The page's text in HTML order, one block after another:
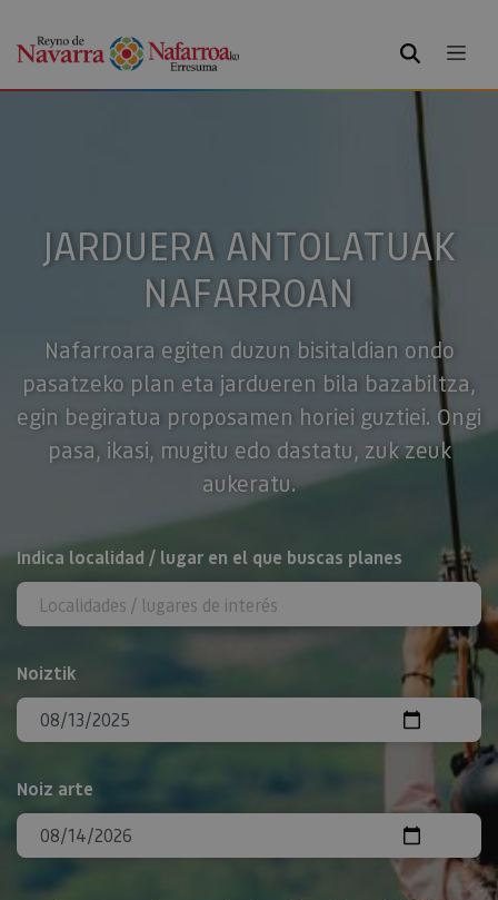
BILATU
JARDUERA ANTOLATUAK
NAFARROAN
Nafarroara egiten duzun bisitaldian ondo
pasatzeko plan eta jardueren bila bazabiltza,
egin begiratua proposamen horiei guztiei. Ongi
pasa, ikasi, mugitu edo dastatu, zuk zeuk
aukeratu.
BILATU
Indica localidad / lugar en el que buscas planes
Noiztik
Noiz arte